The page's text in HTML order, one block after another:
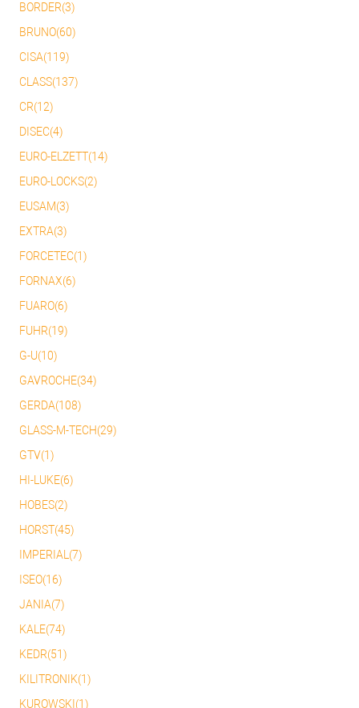
BORDER(3)
BRUNO(60)
CISA(119)
CLASS(137)
CR(12)
DISEC(4)
EURO-ELZETT(14)
EURO-LOCKS(2)
EUSAM(3)
EXTRA(3)
FORCETEC(1)
FORNAX(6)
FUARO(6)
FUHR(19)
G-U(10)
GAVROCHE(34)
GERDA(108)
GLASS-M-TECH(29)
GTV(1)
HI-LUKE(6)
HOBES(2)
HORST(45)
IMPERIAL(7)
ISEO(16)
JANIA(7)
KALE(74)
KEDR(51)
KILITRONIK(1)
KUROWSKI(1)